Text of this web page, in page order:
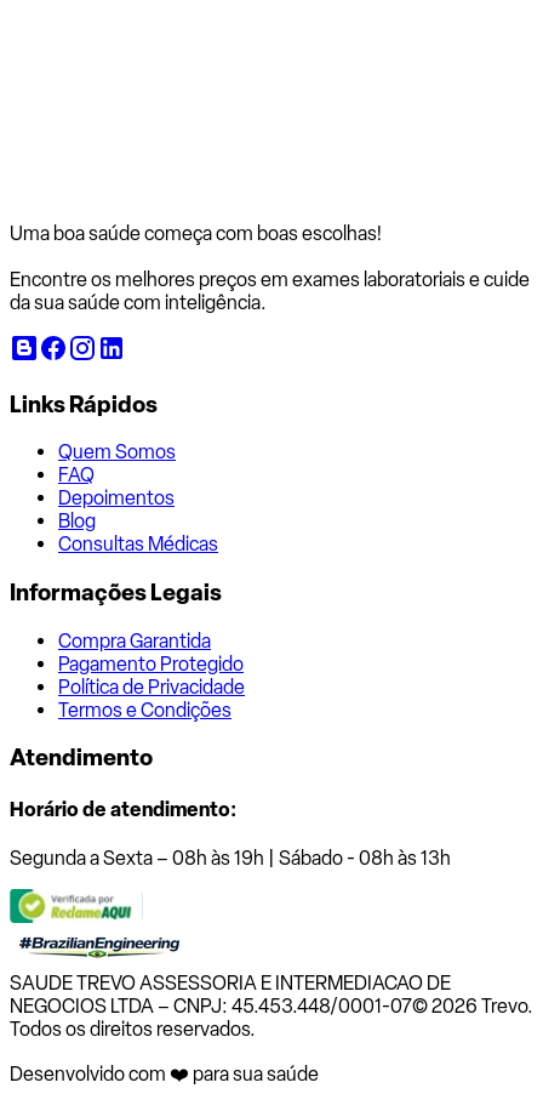
Uma boa saúde começa com boas escolhas!
Encontre os melhores preços em exames laboratoriais e cuide
da sua saúde com inteligência.
Links Rápidos
Quem Somos
FAQ
Depoimentos
Blog
Consultas Médicas
Informações Legais
Compra Garantida
Pagamento Protegido
Política de Privacidade
Termos e Condições
Atendimento
Horário de atendimento:
Segunda a Sexta – 08h às 19h | Sábado - 08h às 13h
SAUDE TREVO ASSESSORIA E INTERMEDIACAO DE
NEGOCIOS LTDA – CNPJ: 45.453.448/0001-07© 2026 Trevo.
Todos os direitos reservados.
Desenvolvido com ❤️ para sua saúde